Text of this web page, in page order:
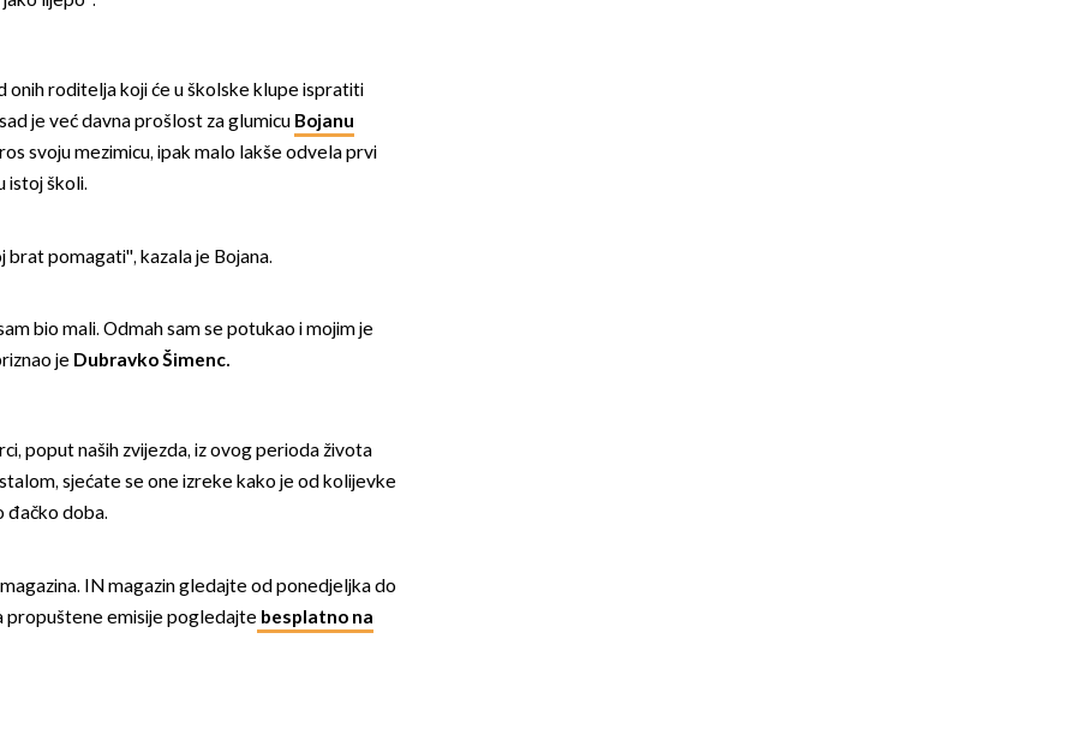
onih roditelja koji će u školske klupe ispratiti
je već davna prošlost za glumicu Bojanu
svoju mezimicu, ipak malo lakše odvela prvi
istoj školi.
brat pomagati'', kazala je Bojana.
bio mali. Odmah sam se potukao i mojim je
je Dubravko Šimenc.
poput naših zvijezda, iz ovog perioda života
sjećate se one izreke kako je od kolijevke
đačko doba.
IN magazin gledajte od ponedjeljka do
propuštene emisije pogledajte besplatno na